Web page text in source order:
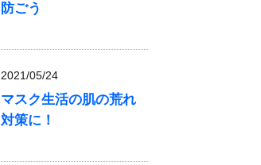
防ごう
2021/05/24
マスク生活の肌の荒れ
対策に！